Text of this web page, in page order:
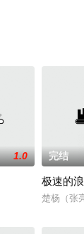
1.0 完结
极速的
楚杨（张